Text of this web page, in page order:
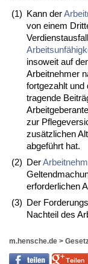
(1) Kann der
von einem
insoweit auf
Arbeitnehmer
fortgezahlt und
tragende
zur
zusätzlichen
abgeführt hat.
(2) Der
erforderlichen
(3) Der
Nachteil des
m.hensche.de >